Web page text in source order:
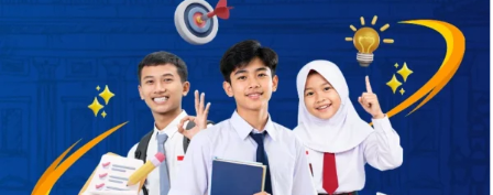
OUR PROGRAM
REGISTRATION